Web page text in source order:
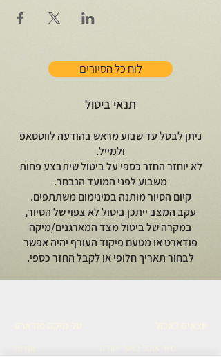
לוח כל הסיורים
תנאי ביטול
ניתן לבטל עד שבוע מראש בהודעה לווטסאפ
ולמייל.
לא יוחזר החזר כספי על ביטול שיתבצע פחות
משבוע לפני המועד הנבחר.
קיום הסיור מותנה במינימום משתתפים.
עקב המצב ייתכן ביטול לא צפוי של הסיור,
במקרה של ביטול מצד המארגנים/מיקה
פודארט או מטעם פיקוד העורף יהיה אפשר
לבחור תאריך חלופי או לקבל החזר כספי.